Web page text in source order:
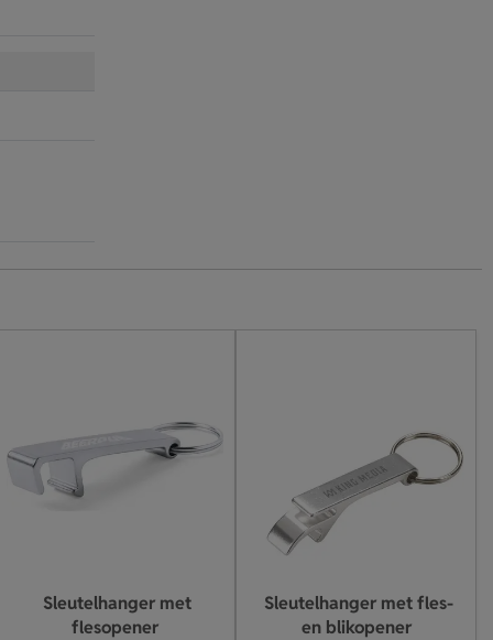
Sleutelhanger met
flesopener
Sleutelhanger met fles-
en blikopener